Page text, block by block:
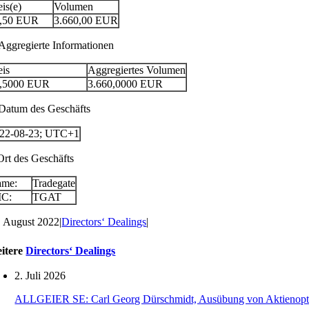
Volumen
EUR 3.660,00 EUR
Informationen
Aggregiertes Volumen
EUR 3.660,0000 EUR
des Geschäfts
08-23; UTC+1
des Geschäfts
Tradegate
TGAT
August 2022|Directors‘ Dealings|
Directors‘ Dealings
2. Juli 2026
ALLGEIER SE: Carl Georg Dürschmidt, Ausübung von